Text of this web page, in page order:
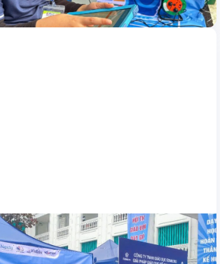
hiệu trưởng, giáo viên các trường THPT tại Thái
đề […]
vang tại Hải Phòng với giải